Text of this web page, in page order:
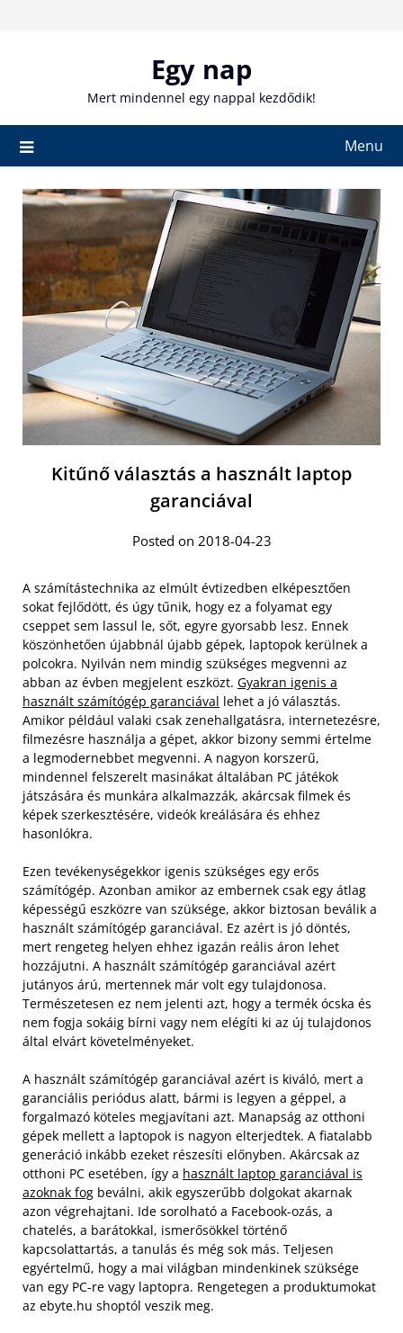
Egy nap
Mert mindennel egy nappal kezdődik!
Menu
Kitűnő választás a használt laptop
garanciával
Posted on 2018-04-23
A számítástechnika az elmúlt évtizedben elképesztően
sokat fejlődött, és úgy tűnik, hogy ez a folyamat egy
cseppet sem lassul le, sőt, egyre gyorsabb lesz. Ennek
köszönhetően újabbnál újabb gépek, laptopok kerülnek a
polcokra. Nyilván nem mindig szükséges megvenni az
abban az évben megjelent eszközt. Gyakran igenis a
használt számítógép garanciával lehet a jó választás.
Amikor például valaki csak zenehallgatásra, internetezésre,
filmezésre használja a gépet, akkor bizony semmi értelme
a legmodernebbet megvenni. A nagyon korszerű,
mindennel felszerelt masinákat általában PC játékok
játszására és munkára alkalmazzák, akárcsak filmek és
képek szerkesztésére, videók kreálására és ehhez
hasonlókra.
Ezen tevékenységekkor igenis szükséges egy erős
számítógép. Azonban amikor az embernek csak egy átlag
képességű eszközre van szüksége, akkor biztosan beválik a
használt számítógép garanciával. Ez azért is jó döntés,
mert rengeteg helyen ehhez igazán reális áron lehet
hozzájutni. A használt számítógép garanciával azért
jutányos árú, mertennek már volt egy tulajdonosa.
Természetesen ez nem jelenti azt, hogy a termék ócska és
nem fogja sokáig bírni vagy nem elégíti ki az új tulajdonos
által elvárt követelményeket.
A használt számítógép garanciával azért is kiváló, mert a
garanciális periódus alatt, bármi is legyen a géppel, a
forgalmazó köteles megjavítani azt. Manapság az otthoni
gépek mellett a laptopok is nagyon elterjedtek. A fiatalabb
generáció inkább ezeket részesíti előnyben. Akárcsak az
otthoni PC esetében, így a használt laptop garanciával is
azoknak fog beválni, akik egyszerűbb dolgokat akarnak
azon végrehajtani. Ide sorolható a Facebook-ozás, a
chatelés, a barátokkal, ismerősökkel történő
kapcsolattartás, a tanulás és még sok más. Teljesen
egyértelmű, hogy a mai világban mindenkinek szüksége
van egy PC-re vagy laptopra. Rengetegen a produktumokat
az ebyte.hu shoptól veszik meg.